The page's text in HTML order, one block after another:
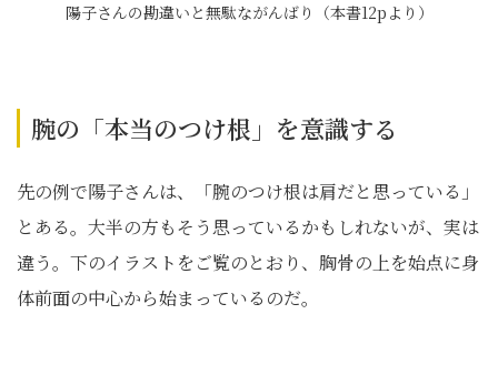
陽子さんの勘違いと無駄ながんばり（本書12pより）
腕の「本当のつけ根」を意識する
先の例で陽子さんは、「腕のつけ根は肩だと思っている」
とある。大半の方もそう思っているかもしれないが、実は
違う。下のイラストをご覧のとおり、胸骨の上を始点に身
体前面の中心から始まっているのだ。